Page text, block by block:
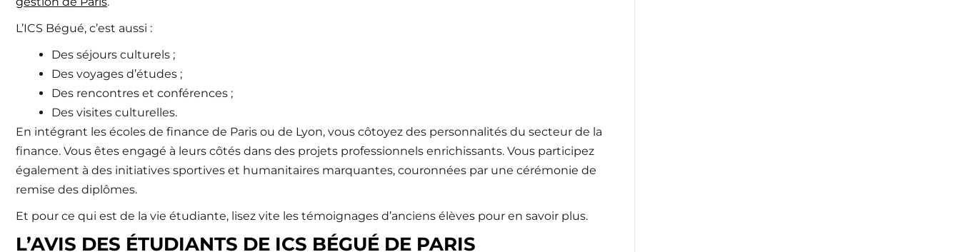
L’ICS Bégué, c’est aussi :
Des séjours culturels ;
Des voyages d’études ;
Des rencontres et conférences ;
Des visites culturelles.
En intégrant les écoles de finance de Paris ou de Lyon, vous côtoyez des personnalités du secteur de la
finance. Vous êtes engagé à leurs côtés dans des projets professionnels enrichissants. Vous participez
également à des initiatives sportives et humanitaires marquantes, couronnées par une cérémonie de
remise des diplômes.
Et pour ce qui est de la vie étudiante, lisez vite les témoignages d’anciens élèves pour en savoir plus.
L’AVIS DES ÉTUDIANTS DE ICS BÉGUÉ DE PARIS